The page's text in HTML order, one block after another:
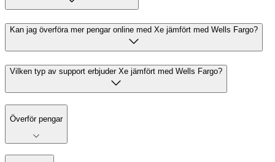
Kan jag överföra mer pengar online med Xe jämfört med Wells Fargo?
Vilken typ av support erbjuder Xe jämfört med Wells Fargo?
Överför pengar